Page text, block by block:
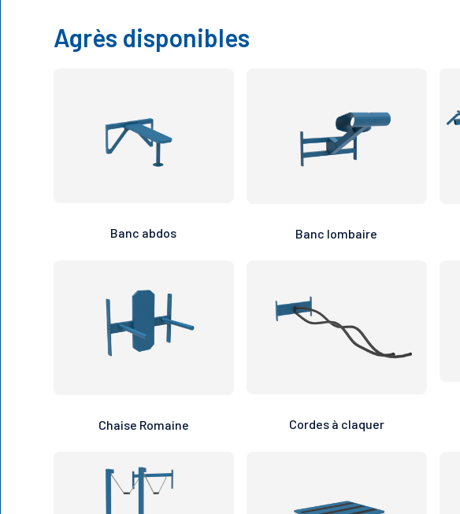
Agrès disponibles
Banc abdos Banc lombaire
Chaise Romaine Cordes à claquer